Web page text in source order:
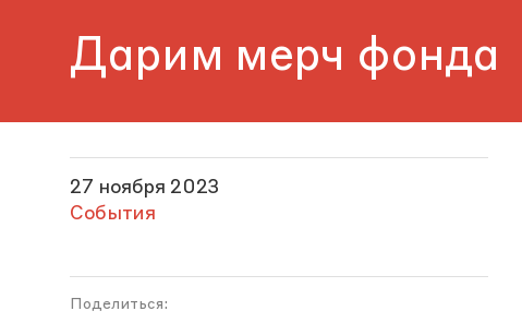
Дарим мерч фонда
27 ноября 2023
События
Поделиться: